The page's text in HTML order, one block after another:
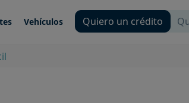
Vehículos Quiero un crédito